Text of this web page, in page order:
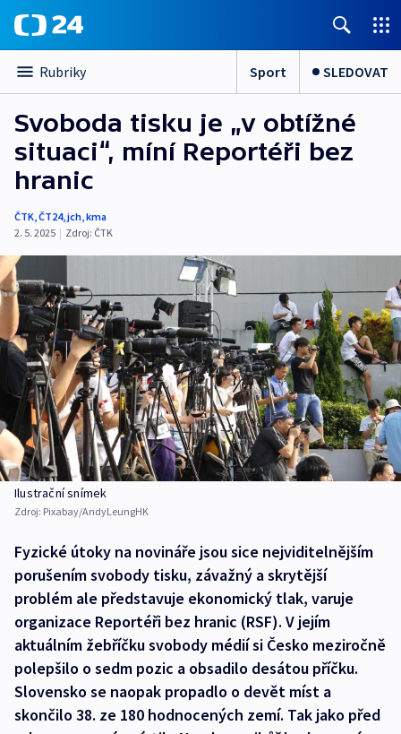
Rubriky Sport SLEDOVAT
Svoboda tisku je „v obtížné
situaci“, míní Reportéři bez
hranic
ČTK,ČT24,jch,kma
2. 5. 2025 | Zdroj: ČTK
Ilustrační snímek
Zdroj: Pixabay/AndyLeungHK
Fyzické útoky na novináře jsou sice nejviditelnějším
porušením svobody tisku, závažný a skrytější
problém ale představuje ekonomický tlak, varuje
organizace Reportéři bez hranic (RSF). V jejím
aktuálním žebříčku svobody médií si Česko meziročně
polepšilo o sedm pozic a obsadilo desátou příčku.
Slovensko se naopak propadlo o devět míst a
skončilo 38. ze 180 hodnocených zemí. Tak jako před